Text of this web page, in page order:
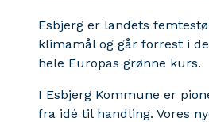
Esbjerg er landets
klimamål og går forrest i
hele Europas grønne kurs.
I Esbjerg Kommune er
fra idé til handling. Vores